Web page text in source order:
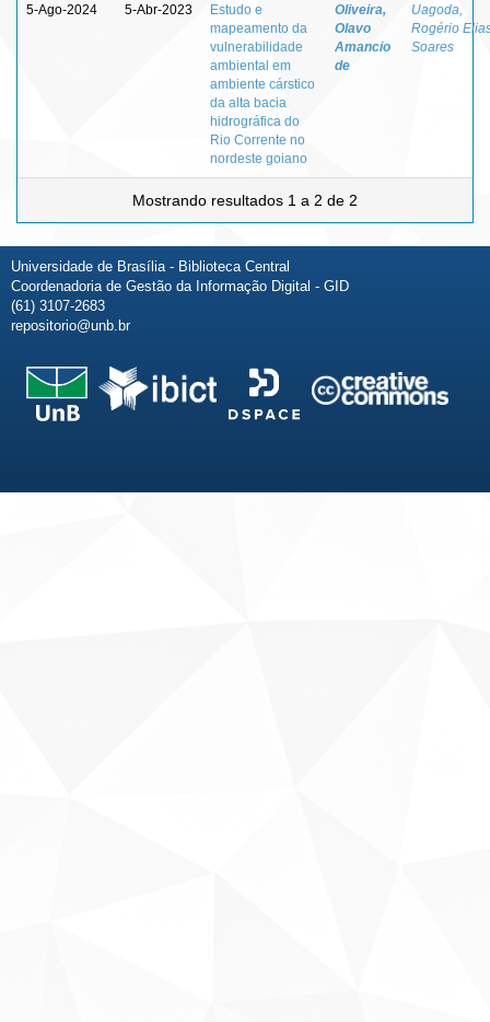
5-Ago-2024 5-Abr-2023
Estudo e
mapeamento da
vulnerabilidade
ambiental em
ambiente cárstico
da alta bacia
hidrográfica do
Rio Corrente no
nordeste goiano
Oliveira,
Olavo
Amancio
de
Uagoda,
Rogério
Soares
Mostrando resultados 1 a 2 de 2
Universidade de Brasília - Biblioteca Central
Coordenadoria de Gestão da Informação Digital - GID
(61) 3107-2683
repositorio@unb.br